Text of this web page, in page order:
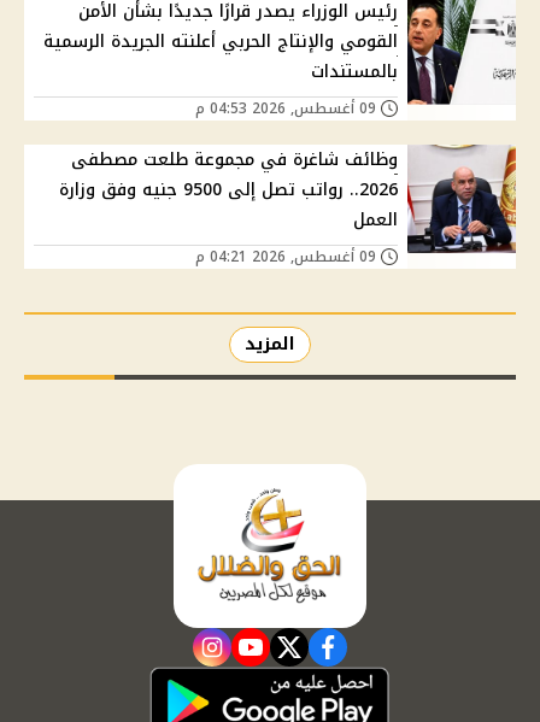
رئيس الوزراء يصدر قرارًا جديدًا بشأن الأمن
القومي والإنتاج الحربي أعلنته الجريدة الرسمية
بالمستندات
وظائف شاغرة في مجموعة طلعت مصطفى
2026.. رواتب تصل إلى 9500 جنيه وفق وزارة
العمل
المزيد
facebook
twitter
youtube
instagram